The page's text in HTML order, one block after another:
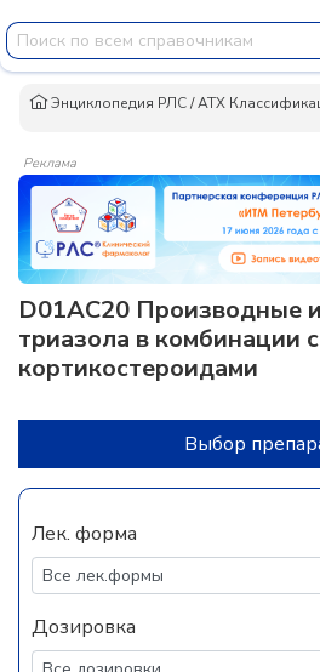
Энциклопедия РЛС/АТХ
Реклама
D01AC20 Производные
триазола в комбинации с
кортикостероидами
Выбор
Лек. форма
Дозировка